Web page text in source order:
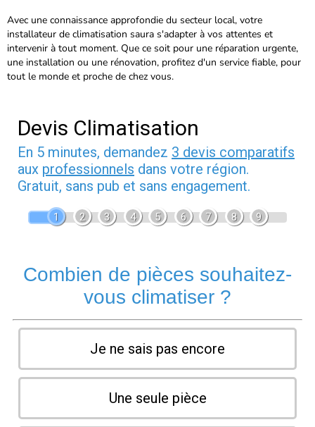
Avec une connaissance approfondie du secteur local, votre
installateur de climatisation saura s'adapter à vos attentes et
intervenir à tout moment. Que ce soit pour une réparation urgente,
une installation ou une rénovation, profitez d'un service fiable, pour
tout le monde et proche de chez vous.
Devis Climatisation
En 5 minutes, demandez 3 devis comparatifs
aux professionnels dans votre région.
Gratuit, sans pub et sans engagement.
1 2 3 4 5 6 7 8 9
Combien de pièces souhaitez-
vous climatiser ?
Je ne sais pas encore
Une seule pièce